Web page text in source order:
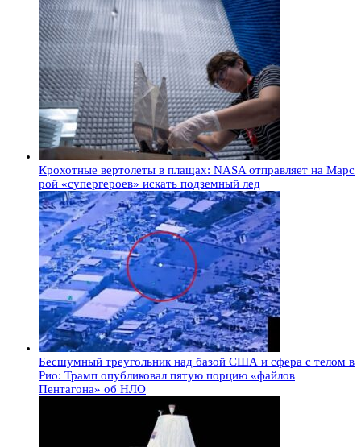
Крохотные вертолеты в плащах: NASA отправляет на Марс
рой «супергероев» искать подземный лед
Бесшумный треугольник над базой США и сфера с телом в
Рио: Трамп опубликовал пятую порцию «файлов
Пентагона» об НЛО